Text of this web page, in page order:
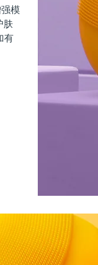
模
肤
有